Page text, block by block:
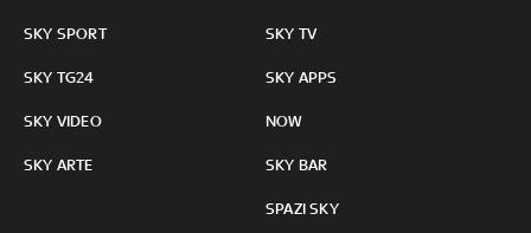
SKY SPORT
SKY TG24
SKY VIDEO
SKY ARTE
SKY TV
SKY APPS
NOW
SKY BAR
SPAZI SKY